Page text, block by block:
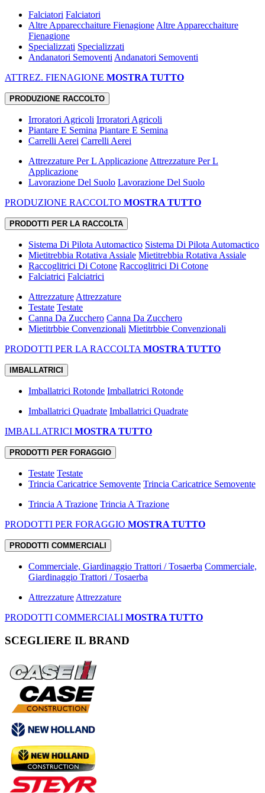
Falciatori Falciatori
Altre Apparecchaiture Fienagione Altre Apparecchaiture
Fienagione
Specializzati Specializzati
Andanatori Semoventi Andanatori Semoventi
ATTREZ. FIENAGIONE MOSTRA TUTTO
PRODUZIONE RACCOLTO
Irroratori Agricoli Irroratori Agricoli
Piantare E Semina Piantare E Semina
Carrelli Aerei Carrelli Aerei
Attrezzature Per L Applicazione Attrezzature Per L
Applicazione
Lavorazione Del Suolo Lavorazione Del Suolo
PRODUZIONE RACCOLTO MOSTRA TUTTO
PRODOTTI PER LA RACCOLTA
Sistema Di Pilota Automactico Sistema Di Pilota Automactico
Mietitrebbia Rotativa Assiale Mietitrebbia Rotativa Assiale
Raccoglitrici Di Cotone Raccoglitrici Di Cotone
Falciatrici Falciatrici
Attrezzature Attrezzature
Testate Testate
Canna Da Zucchero Canna Da Zucchero
Mietitrbbie Convenzionali Mietitrbbie Convenzionali
PRODOTTI PER LA RACCOLTA MOSTRA TUTTO
IMBALLATRICI
Imballatrici Rotonde Imballatrici Rotonde
Imballatrici Quadrate Imballatrici Quadrate
IMBALLATRICI MOSTRA TUTTO
PRODOTTI PER FORAGGIO
Testate Testate
Trincia Caricatrice Semovente Trincia Caricatrice Semovente
Trincia A Trazione Trincia A Trazione
PRODOTTI PER FORAGGIO MOSTRA TUTTO
PRODOTTI COMMERCIALI
Commerciale, Giardinaggio Trattori / Tosaerba Commerciale,
Giardinaggio Trattori / Tosaerba
Attrezzature Attrezzature
PRODOTTI COMMERCIALI MOSTRA TUTTO
SCEGLIERE IL BRAND